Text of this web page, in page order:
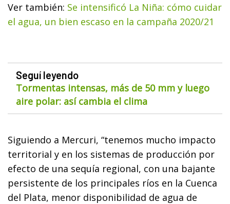
Ver también: Se intensificó La Niña: cómo cuidar
el agua, un bien escaso en la campaña 2020/21
Seguí leyendo
Tormentas intensas, más de 50 mm y luego
aire polar: así cambia el clima
Siguiendo a Mercuri, “tenemos mucho impacto
territorial y en los sistemas de producción por
efecto de una sequía regional, con una bajante
persistente de los principales ríos en la Cuenca
del Plata, menor disponibilidad de agua de